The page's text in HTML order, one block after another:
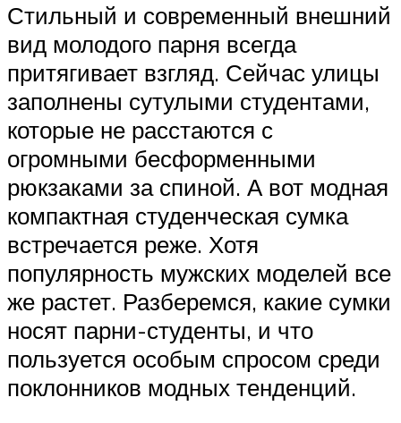
Стильный и современный внешний
вид молодого парня всегда
притягивает взгляд. Сейчас улицы
заполнены сутулыми студентами,
которые не расстаются с
огромными бесформенными
рюкзаками за спиной. А вот модная
компактная студенческая сумка
встречается реже. Хотя
популярность мужских моделей все
же растет. Разберемся, какие сумки
носят парни-студенты, и что
пользуется особым спросом среди
поклонников модных тенденций.